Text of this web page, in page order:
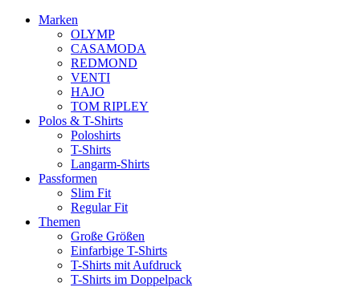
Marken
OLYMP
CASAMODA
REDMOND
VENTI
HAJO
TOM RIPLEY
Polos & T-Shirts
Poloshirts
T-Shirts
Langarm-Shirts
Passformen
Slim Fit
Regular Fit
Themen
Große Größen
Einfarbige T-Shirts
T-Shirts mit Aufdruck
T-Shirts im Doppelpack